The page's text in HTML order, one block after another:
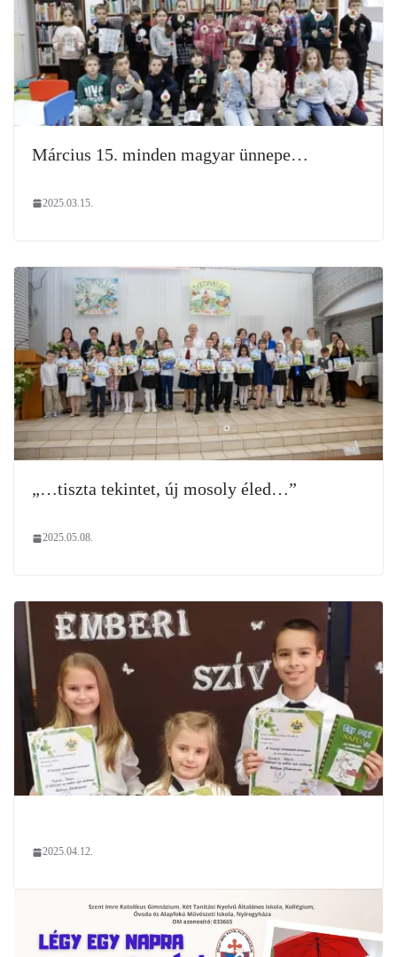
Március 15. minden magyar ünnepe…
2025.03.15.
„…tiszta tekintet, új mosoly éled…”
2025.05.08.
2025.04.12.